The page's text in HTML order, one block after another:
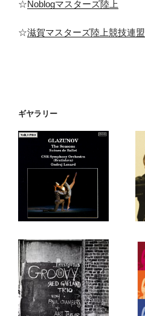
☆Noblogマスターズ陸上
☆滋賀マスターズ陸上競技連盟
ギヤラリー